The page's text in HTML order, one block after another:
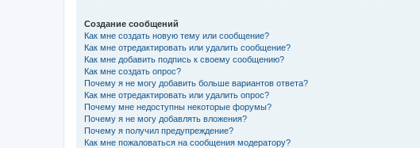
Создание сообщений
Как мне создать новую тему или сообщение?
Как мне отредактировать или удалить сообщение?
Как мне добавить подпись к своему сообщению?
Как мне создать опрос?
Почему я не могу добавить больше вариантов ответа?
Как мне отредактировать или удалить опрос?
Почему мне недоступны некоторые форумы?
Почему я не могу добавлять вложения?
Почему я получил предупреждение?
Как мне пожаловаться на сообщения модератору?